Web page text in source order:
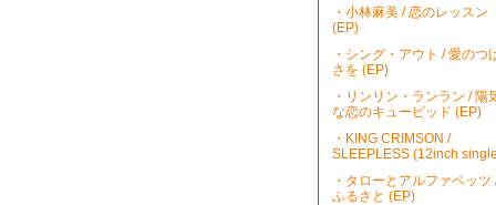
・小林麻美 / 恋のレッスン
(EP)
・シング・アウト / 愛のつ
さを (EP)
・リンリン・ランラン / 陽
な恋のキューピッド (EP)
・KING CRIMSON /
SLEEPLESS (12inch
・タローとアルファベッツ
ふるさと (EP)